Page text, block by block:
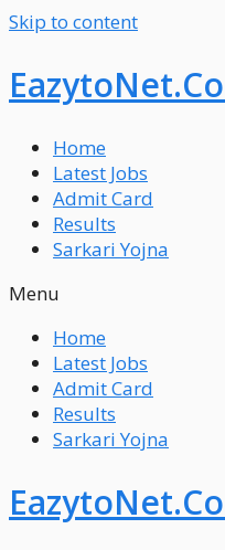
Skip to content
Home
Latest Jobs
Admit Card
Results
Sarkari Yojna
Menu
Home
Latest Jobs
Admit Card
Results
Sarkari Yojna